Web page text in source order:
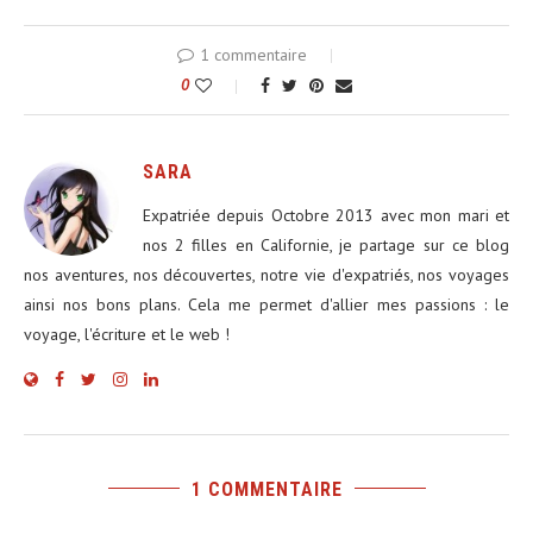
1 commentaire
0
SARA
Expatriée depuis Octobre 2013 avec mon mari et
nos 2 filles en Californie, je partage sur ce blog
nos aventures, nos découvertes, notre vie d'expatriés, nos voyages
ainsi nos bons plans. Cela me permet d'allier mes passions : le
voyage, l'écriture et le web !
1 COMMENTAIRE